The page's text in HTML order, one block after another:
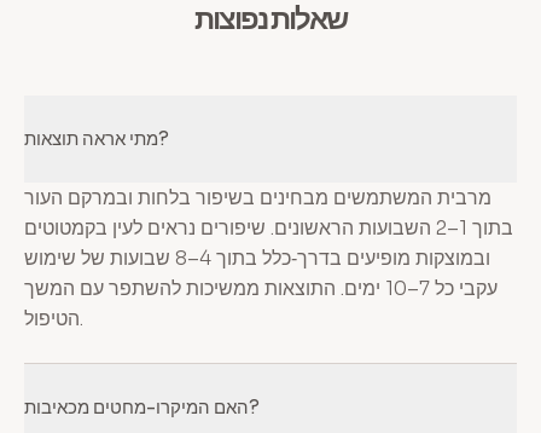
שאלות נפוצות
מתי אראה תוצאות?
מרבית המשתמשים מבחינים בשיפור בלחות ובמרקם העור
בתוך 1–2 השבועות הראשונים. שיפורים נראים לעין בקמטוטים
ובמוצקות מופיעים בדרך‑כלל בתוך 4–8 שבועות של שימוש
עקבי כל 7–10 ימים. התוצאות ממשיכות להשתפר עם המשך
הטיפול.
האם המיקרו-מחטים מכאיבות?